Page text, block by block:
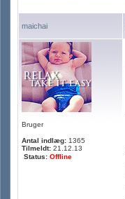
maichai
Bruger
Antal indlæg: 1365
Tilmeldt: 21.12.13
Status: Offline